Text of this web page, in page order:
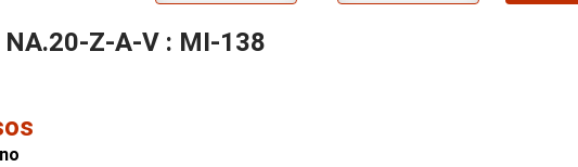
NA.20-Z-A-V : MI-138